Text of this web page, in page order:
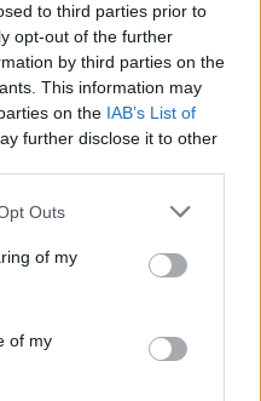
to third parties prior to
opt-out of the further
by third parties on the
This information may
on the IAB’s List of
further disclose it to other
uses one or more Google
You may click to
its third-party tags to
purposes in below Google
Outs
of my
of my
της τα παιχνίδια
είναι ένας
ο οποίος μετατράπηκε
της βασίλισσας
τα παιχνίδια,
των λουλουδιών με
από τους
η ζωή χρειάζεται